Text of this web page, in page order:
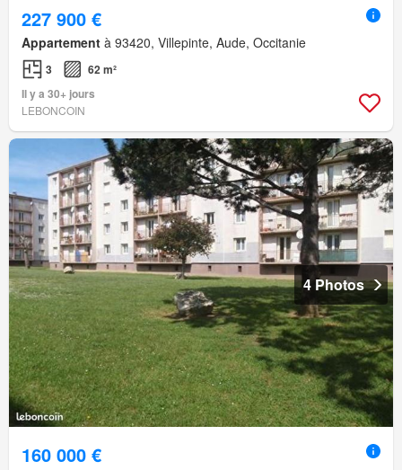
227 900 €
Appartement à 93420, Villepinte, Aude, Occitanie
3
62 m²
Il y a 30+ jours
LEBONCOIN
4 Photos
160 000 €